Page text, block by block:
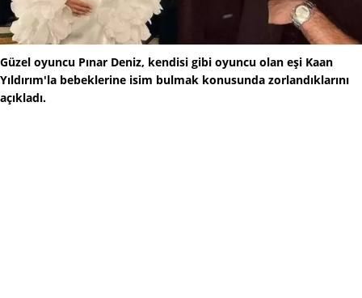
Güzel oyuncu Pınar Deniz, kendisi gibi oyuncu olan eşi Kaan
Yıldırım'la bebeklerine isim bulmak konusunda zorlandıklarını
açıkladı.